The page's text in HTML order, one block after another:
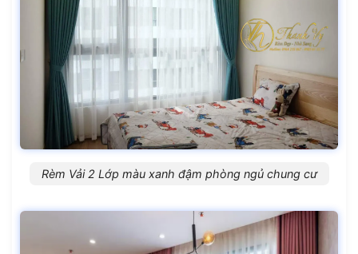
Rèm Vải 2 Lớp màu xanh đậm phòng ngủ chung cư